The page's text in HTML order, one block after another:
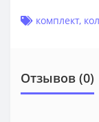
комплект,
Отзывов (0)